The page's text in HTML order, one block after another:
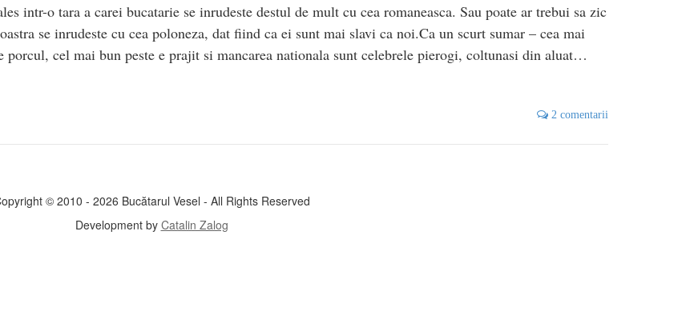
intr-o tara a carei bucatarie se inrudeste destul de mult cu cea romaneasca. Sau poate ar trebui sa zic
se inrudeste cu cea poloneza, dat fiind ca ei sunt mai slavi ca noi.Ca un scurt sumar – cea mai
porcul, cel mai bun peste e prajit si mancarea nationala sunt celebrele pierogi, coltunasi din aluat…
2 comentarii
© 2010 - 2026 Bucătarul Vesel - All Rights Reserved
Development by Catalin Zalog